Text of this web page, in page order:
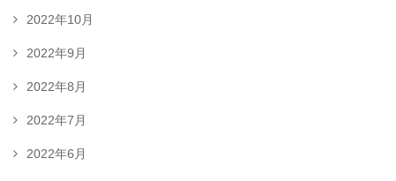
2022年10月
2022年9月
2022年8月
2022年7月
2022年6月